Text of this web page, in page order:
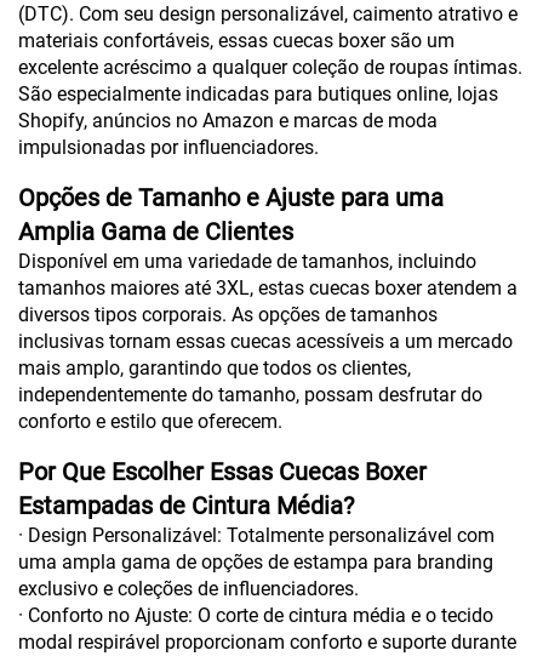
(DTC). Com seu design personalizável, caimento atrativo e
materiais confortáveis, essas cuecas boxer são um
excelente acréscimo a qualquer coleção de roupas íntimas.
São especialmente indicadas para butiques online, lojas
Shopify, anúncios no Amazon e marcas de moda
impulsionadas por influenciadores.
Opções de Tamanho e Ajuste para uma
Amplia Gama de Clientes
Disponível em uma variedade de tamanhos, incluindo
tamanhos maiores até 3XL, estas cuecas boxer atendem a
diversos tipos corporais. As opções de tamanhos
inclusivas tornam essas cuecas acessíveis a um mercado
mais amplo, garantindo que todos os clientes,
independentemente do tamanho, possam desfrutar do
conforto e estilo que oferecem.
Por Que Escolher Essas Cuecas Boxer
Estampadas de Cintura Média?
· Design Personalizável: Totalmente personalizável com
uma ampla gama de opções de estampa para branding
exclusivo e coleções de influenciadores.
· Conforto no Ajuste: O corte de cintura média e o tecido
modal respirável proporcionam conforto e suporte durante